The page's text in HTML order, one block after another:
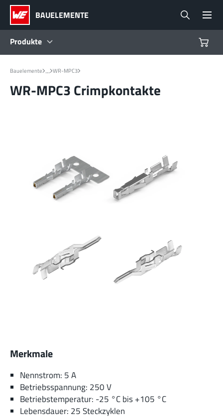
BAUELEMENTE
Produkte
Produkte
Design Kits
Bauelemente ... WR-MPC3
WR-MPC3 Crimpkontakte
Merkmale
Nennstrom: 5 A
Betriebsspannung: 250 V
Betriebstemperatur: -25 °C bis +105 °C
Lebensdauer: 25 Steckzyklen